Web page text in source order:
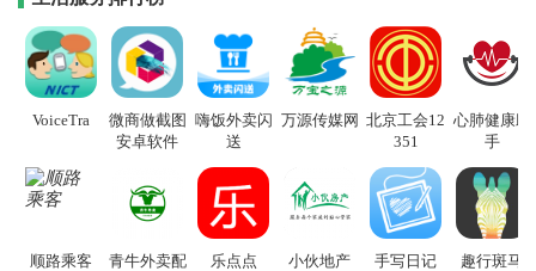
VoiceTra
微商做截图
安卓软件
嗨饭外卖闪
送
万源传媒网 北京工会12
351
心肺健康助
手
顺路乘客
青牛外卖配
乐点点 小伙地产 手写日记 趣行斑马